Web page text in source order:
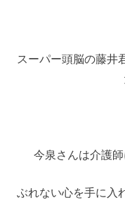
スーパー頭脳の藤井
今泉さんは介護
ぶれない心を手に入